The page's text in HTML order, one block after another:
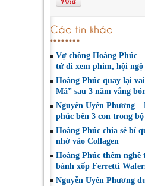
Các tin khác
Vợ chồng Hoàng Phúc
tứ đi xem phim, hội ngộ
Hoàng Phúc quay lại
Mả” sau 3 năm vắng
Nguyễn Uyên Phương –
phúc bên 3 con trong
Hoàng Phúc chia sẻ bí
nhờ vào Collagen
Hoàng Phúc thêm
bánh xốp Ferretti
Nguyễn Uyên Phương